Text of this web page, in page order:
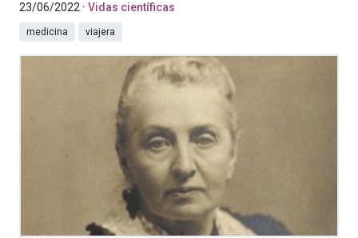
23/06/2022 Vidas científicas
medicina viajera